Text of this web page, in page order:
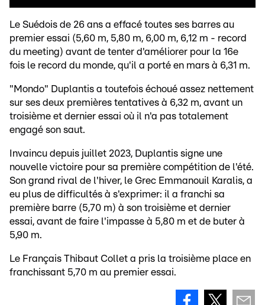
Le Suédois de 26 ans a effacé toutes ses barres au
premier essai (5,60 m, 5,80 m, 6,00 m, 6,12 m - record
du meeting) avant de tenter d'améliorer pour la 16e
fois le record du monde, qu'il a porté en mars à 6,31 m.
"Mondo" Duplantis a toutefois échoué assez nettement
sur ses deux premières tentatives à 6,32 m, avant un
troisième et dernier essai où il n'a pas totalement
engagé son saut.
Invaincu depuis juillet 2023, Duplantis signe une
nouvelle victoire pour sa première compétition de l'été.
Son grand rival de l'hiver, le Grec Emmanouil Karalis, a
eu plus de difficultés à s'exprimer: il a franchi sa
première barre (5,70 m) à son troisième et dernier
essai, avant de faire l'impasse à 5,80 m et de buter à
5,90 m.
Le Français Thibaut Collet a pris la troisième place en
franchissant 5,70 m au premier essai.